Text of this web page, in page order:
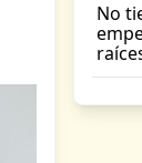
No